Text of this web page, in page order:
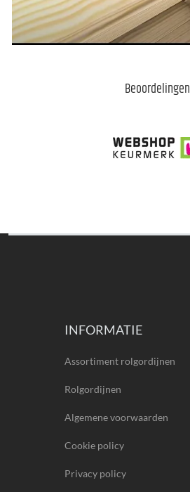
Beoordelingen
INFORMATIE
Assortiment rolgordijnen
Rolgordijnen
Algemene voorwaarden
Cookie policy
Privacy policy